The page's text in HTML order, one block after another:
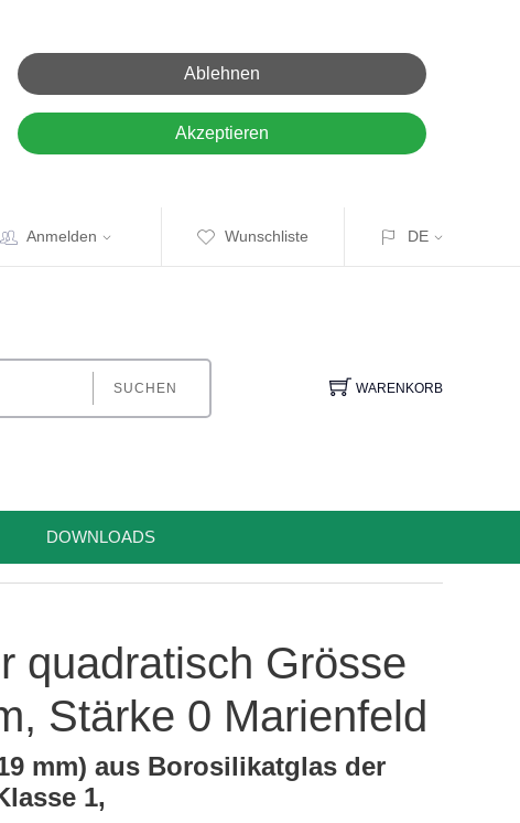
Ablehnen
Akzeptieren
Anmelden Wunschliste DE
SUCHEN WARENKORB
DOWNLOADS
quadratisch Grösse
Stärke 0 Marienfeld
mm) aus Borosilikatglas der
1,